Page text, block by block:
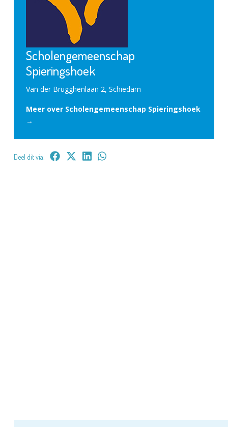
Scholengemeenschap
Spieringshoek
Van der Brugghenlaan 2, Schiedam
Meer over Scholengemeenschap Spieringshoek
→
Deel dit via: